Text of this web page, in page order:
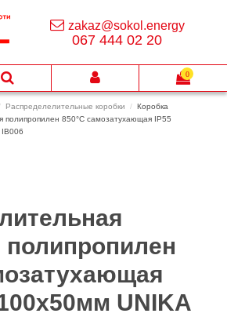
Распределелительные коробки
Коробка
полипропилен 850°С самозатухающая IP55
полипропилен
UNIKA
zakaz@sokol.energy
067 444 02 20
0